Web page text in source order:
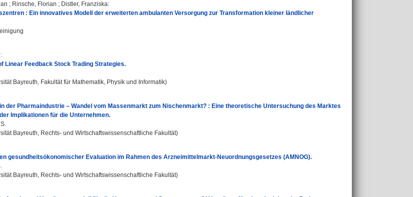
; Rinsche, Florian ; Distler, Franziska:
: Ein innovatives Modell der erweiterten ambulanten Versorgung zur Transformation kleiner ländlicher
:
Linear Feedback Stock Trading Strategies.
Bayreuth, Fakultät für Mathematik, Physik und Informatik)
der Pharmaindustrie – Wandel vom Massenmarkt zum Nischenmarkt? : Eine theoretische Untersuchung des Marktes
Implikationen für die Unternehmen.
Bayreuth, Rechts- und Wirtschaftswissenschaftliche Fakultät)
gesundheitsökonomischer Evaluation im Rahmen des Arzneimittelmarkt-Neuordnungsgesetzes (AMNOG).
Bayreuth, Rechts- und Wirtschaftswissenschaftliche Fakultät)